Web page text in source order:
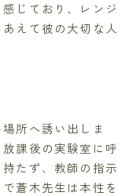
じており、レンジ
えて彼の大切な人
所へ誘い出しま
課後の実験室に呼
たず、教師の指示
蒼木先生は本性を